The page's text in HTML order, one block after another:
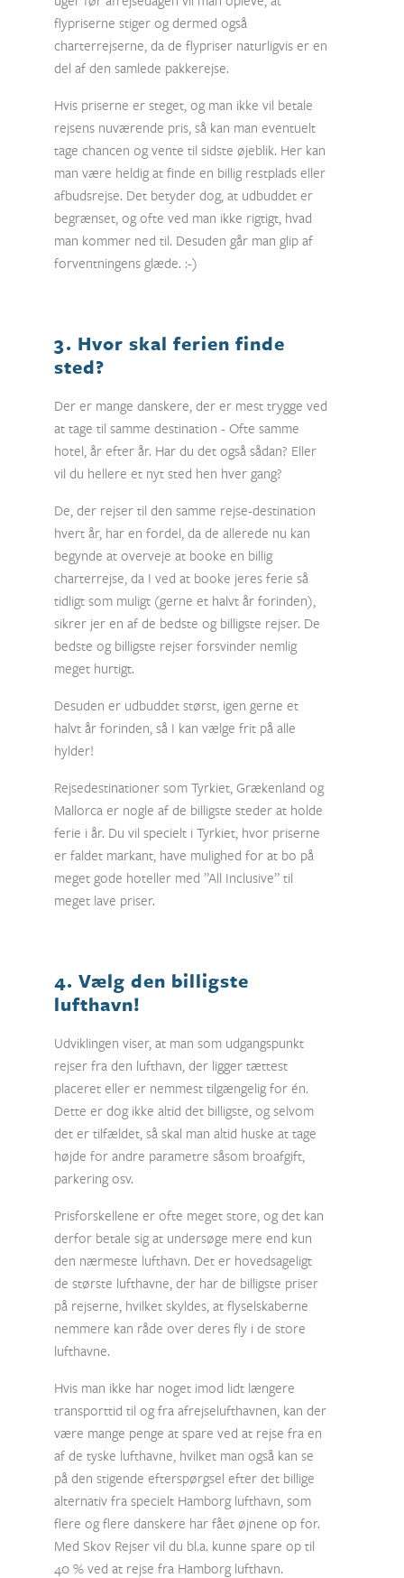
flypriserne stiger og dermed også
charterrejserne, da de flypriser naturligvis er en
del af den samlede pakkerejse.
Hvis priserne er steget, og man ikke vil betale
rejsens nuværende pris, så kan man eventuelt
tage chancen og vente til sidste øjeblik. Her kan
man være heldig at finde en billig restplads eller
afbudsrejse. Det betyder dog, at udbuddet er
begrænset, og ofte ved man ikke rigtigt, hvad
man kommer ned til. Desuden går man glip af
forventningens glæde. :-)
3. Hvor skal ferien finde
sted?
Der er mange danskere, der er mest trygge ved
at tage til samme destination - Ofte samme
hotel, år efter år. Har du det også sådan? Eller
vil du hellere et nyt sted hen hver gang?
De, der rejser til den samme rejse-destination
hvert år, har en fordel, da de allerede nu kan
begynde at overveje at booke en billig
charterrejse, da I ved at booke jeres ferie så
tidligt som muligt (gerne et halvt år forinden),
sikrer jer en af de bedste og billigste rejser. De
bedste og billigste rejser forsvinder nemlig
meget hurtigt.
Desuden er udbuddet størst, igen gerne et
halvt år forinden, så I kan vælge frit på alle
hylder!
Rejsedestinationer som Tyrkiet, Grækenland og
Mallorca er nogle af de billigste steder at holde
ferie i år. Du vil specielt i Tyrkiet, hvor priserne
er faldet markant, have mulighed for at bo på
meget gode hoteller med ”All Inclusive” til
meget lave priser.
4. Vælg den billigste
lufthavn!
Udviklingen viser, at man som udgangspunkt
rejser fra den lufthavn, der ligger tættest
placeret eller er nemmest tilgængelig for én.
Dette er dog ikke altid det billigste, og selvom
det er tilfældet, så skal man altid huske at tage
højde for andre parametre såsom broafgift,
parkering osv.
Prisforskellene er ofte meget store, og det kan
derfor betale sig at undersøge mere end kun
den nærmeste lufthavn. Det er hovedsageligt
de største lufthavne, der har de billigste priser
på rejserne, hvilket skyldes, at flyselskaberne
nemmere kan råde over deres fly i de store
lufthavne.
Hvis man ikke har noget imod lidt længere
transporttid til og fra afrejselufthavnen, kan der
være mange penge at spare ved at rejse fra en
af de tyske lufthavne, hvilket man også kan se
på den stigende efterspørgsel efter det billige
alternativ fra specielt Hamborg lufthavn, som
flere og flere danskere har fået øjnene op for.
Med Skov Rejser vil du bl.a. kunne spare op til
40 % ved at rejse fra Hamborg lufthavn.